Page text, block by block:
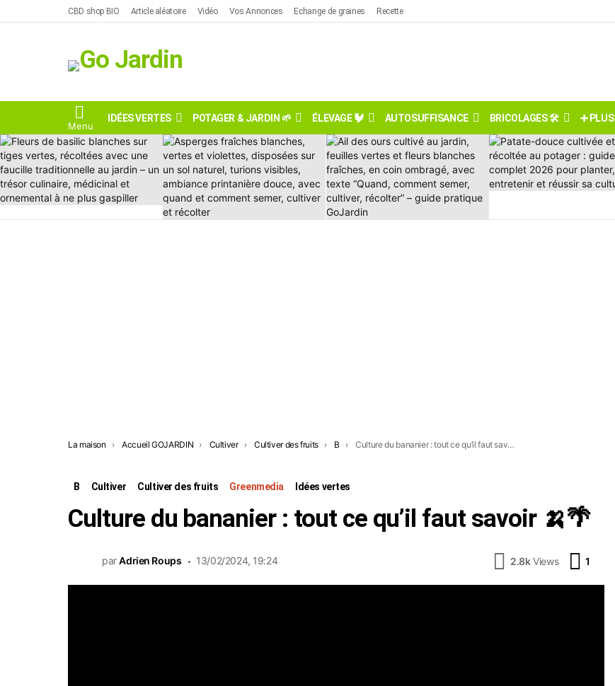
to
CBD shop BIO Article aléatoire Vidéo Vos Annonces Echange de graines Recette
Menu
IDÉES VERTES POTAGER & JARDIN 🌱 ÉLEVAGE 🐓 AUTOSUFFISANCE BRICOLAGES 🛠️ ➕ PLUS
DERNIÈRES
HISTOIRES
Vous êtes ici:
La maison Accueil GOJARDIN Cultiver Cultiver des fruits B Culture du bananier : tout ce qu’il faut savoir 🍌🌴
B Cultiver Cultiver des fruits Greenmedia Idées vertes
Culture du bananier : tout ce qu’il faut savoir 🍌🌴
par Adrien Roups 13/02/2024, 19:24 2.8k Views 1